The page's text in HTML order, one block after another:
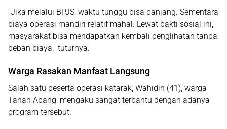
“Jika melalui BPJS, waktu tunggu bisa panjang. Sementara
biaya operasi mandiri relatif mahal. Lewat bakti sosial ini,
masyarakat bisa mendapatkan kembali penglihatan tanpa
beban biaya,” tuturnya.
Warga Rasakan Manfaat Langsung
Salah satu peserta operasi katarak, Wahidin (41), warga
Tanah Abang, mengaku sangat terbantu dengan adanya
program tersebut.